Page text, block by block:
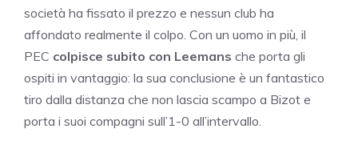
società ha fissato il prezzo e nessun club ha
affondato realmente il colpo. Con un uomo in più, il
PEC colpisce subito con Leemans che porta gli
ospiti in vantaggio: la sua conclusione è un fantastico
tiro dalla distanza che non lascia scampo a Bizot e
porta i suoi compagni sull’1-0 all’intervallo.